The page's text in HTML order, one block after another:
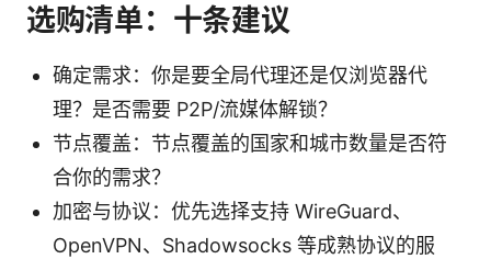
选购清单：十条建议
确定需求：你是要全局代理还是仅浏览器代
理？是否需要 P2P/流媒体解锁？
节点覆盖：节点覆盖的国家和城市数量是否符
合你的需求？
加密与协议：优先选择支持 WireGuard、
OpenVPN、Shadowsocks 等成熟协议的服